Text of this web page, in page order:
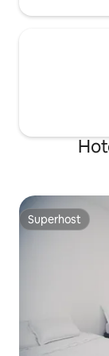
Superhost
Superhost